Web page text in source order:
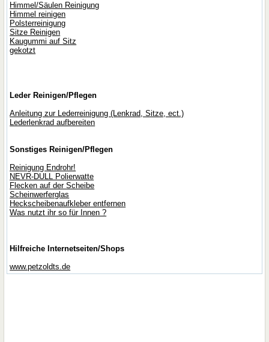
Himmel/Säulen Reinigung
Himmel reinigen
Polsterreinigung
Sitze Reinigen
Kaugummi auf Sitz
gekotzt
Leder Reinigen/Pflegen
Anleitung zur Lederreinigung (Lenkrad, Sitze, ect.)
Lederlenkrad aufbereiten
Sonstiges Reinigen/Pflegen
Reinigung Endrohr!
NEVR-DULL Polierwatte
Flecken auf der Scheibe
Scheinwerferglas
Heckscheibenaufkleber entfernen
Was nutzt ihr so für Innen ?
Hilfreiche Internetseiten/Shops
www.petzoldts.de